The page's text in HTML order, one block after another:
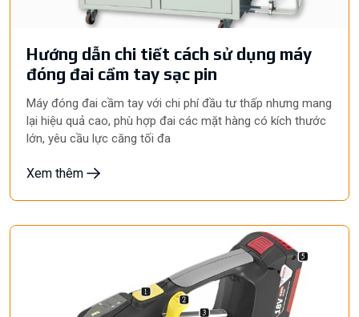
Hướng dẫn chi tiết cách sử dụng máy
đóng đai cầm tay sạc pin
Máy đóng đai cầm tay với chi phí đầu tư thấp nhưng mang
lại hiệu quả cao, phù hợp đai các mặt hàng có kích thước
lớn, yêu cầu lực căng tối đa
Xem thêm